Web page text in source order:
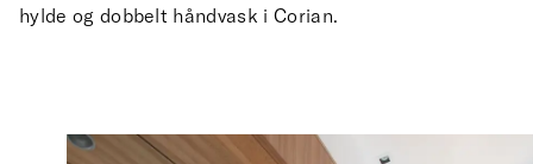
hylde og dobbelt håndvask i Corian.